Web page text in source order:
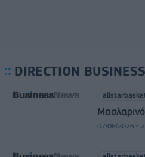
DIRECTION
07/08/2026 -